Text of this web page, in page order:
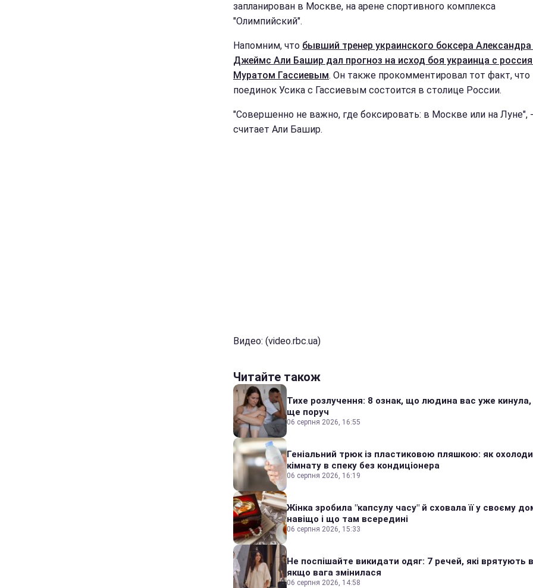
запланирован в Москве, на арене спортивного комплекса
"Олимпийский".
Напомним, что бывший тренер украинского боксера Александра
Джеймс Али Башир дал прогноз на исход боя украинца с
Муратом Гассиевым. Он также прокомментировал тот факт, что
поединок Усика с Гассиевым состоится в столице России.
"Совершенно не важно, где боксировать: в Москве или на Луне", -
считает Али Башир.
Видео: (video.rbc.ua)
Читайте також
Тихе розлучення: 8 ознак, що людина вас уже кинула,
ще поруч
06 серпня 2026, 16:55
Геніальний трюк із пластиковою пляшкою: як
кімнату в спеку без кондиціонера
06 серпня 2026, 16:19
Жінка зробила "капсулу часу" й сховала її у своєму
навіщо і що там всередині
06 серпня 2026, 15:33
Не поспішайте викидати одяг: 7 речей, які врятують
якщо вага змінилася
06 серпня 2026, 14:58